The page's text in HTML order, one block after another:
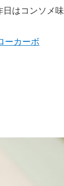
日はコンソメ味
ーカーボ